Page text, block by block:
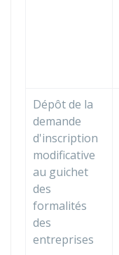
Dépôt de la
demande
d'inscription
modificative
au guichet
des
formalités
des
entreprises